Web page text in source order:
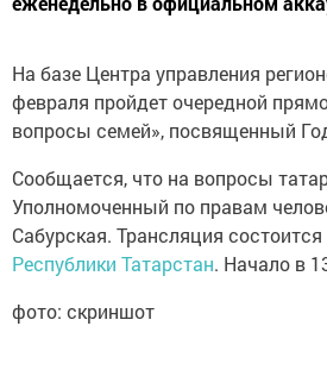
На базе Центра управления
февраля пройдет очередной
вопросы семей», посвященный
Сообщается, что на вопросы
Уполномоченный по правам
Сабурская. Трансляция
Республики Татарстан. Начало в
фото: скриншот